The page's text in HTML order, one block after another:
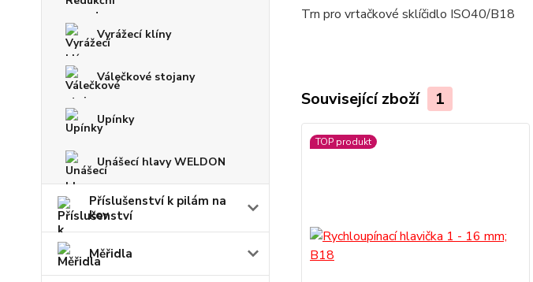
Vyrážecí klíny
Válečkové stojany
Upínky
Unášecí hlavy WELDON
Příslušenství k pilám na
kov
Měřidla
Trn pro vrtačkové sklíčidlo ISO40/B18
Související zboží 1
TOP produkt